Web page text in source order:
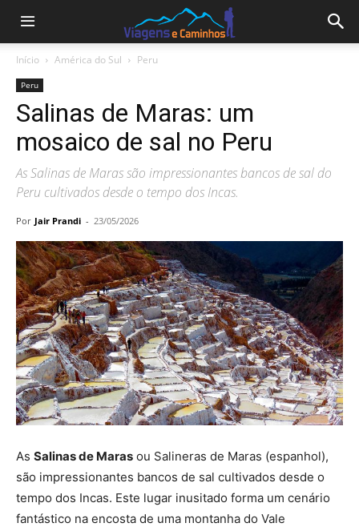
Início América do Sul Peru
Peru
Salinas de Maras: um
mosaico de sal no Peru
As Salinas de Maras são impressionantes bancos de sal do
Peru cultivados desde o tempo dos Incas.
Por Jair Prandi - 23/05/2026
As Salinas de Maras ou Salineras de Maras (espanhol),
são impressionantes bancos de sal cultivados desde o
tempo dos Incas. Este lugar inusitado forma um cenário
fantástico na encosta de uma montanha do Vale